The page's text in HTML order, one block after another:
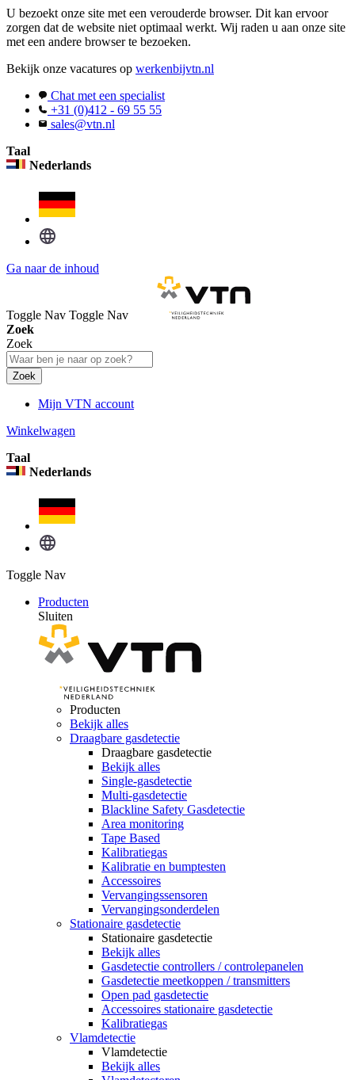
U bezoekt onze site met een verouderde browser. Dit kan ervoor
zorgen dat de website niet optimaal werkt. Wij raden u aan onze site
met een andere browser te bezoeken.
Bekijk onze vacatures op werkenbijvtn.nl
Chat met een specialist
+31 (0)412 - 69 55 55
sales@vtn.nl
Taal
Nederlands
Ga naar de inhoud
Toggle Nav Toggle Nav
Zoek
Zoek
Zoek
Mijn VTN account
Winkelwagen
Taal
Nederlands
Toggle Nav
Producten
Sluiten
Producten
Bekijk alles
Draagbare gasdetectie
Draagbare gasdetectie
Bekijk alles
Single-gasdetectie
Multi-gasdetectie
Blackline Safety Gasdetectie
Area monitoring
Tape Based
Kalibratiegas
Kalibratie en bumptesten
Accessoires
Vervangingssensoren
Vervangingsonderdelen
Stationaire gasdetectie
Stationaire gasdetectie
Bekijk alles
Gasdetectie controllers / controlepanelen
Gasdetectie meetkoppen / transmitters
Open pad gasdetectie
Accessoires stationaire gasdetectie
Kalibratiegas
Vlamdetectie
Vlamdetectie
Bekijk alles